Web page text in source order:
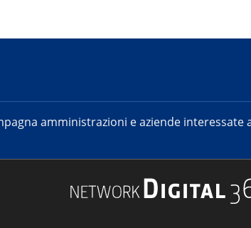
amministrazioni e aziende